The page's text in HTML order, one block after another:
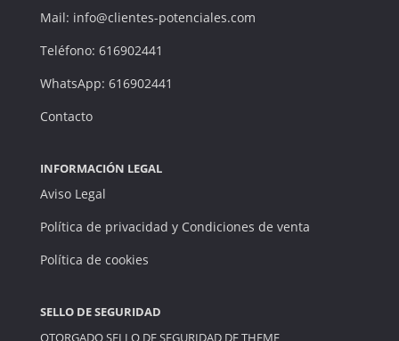
Mail: info@clientes-potenciales.com
Teléfono: 616902441
WhatsApp: 616902441
Contacto
INFORMACIÓN LEGAL
Aviso Legal
Política de privacidad y Condiciones de venta
Política de cookies
SELLO DE SEGURIDAD
OTORGADO SELLO DE SEGURIDAD DETHEME